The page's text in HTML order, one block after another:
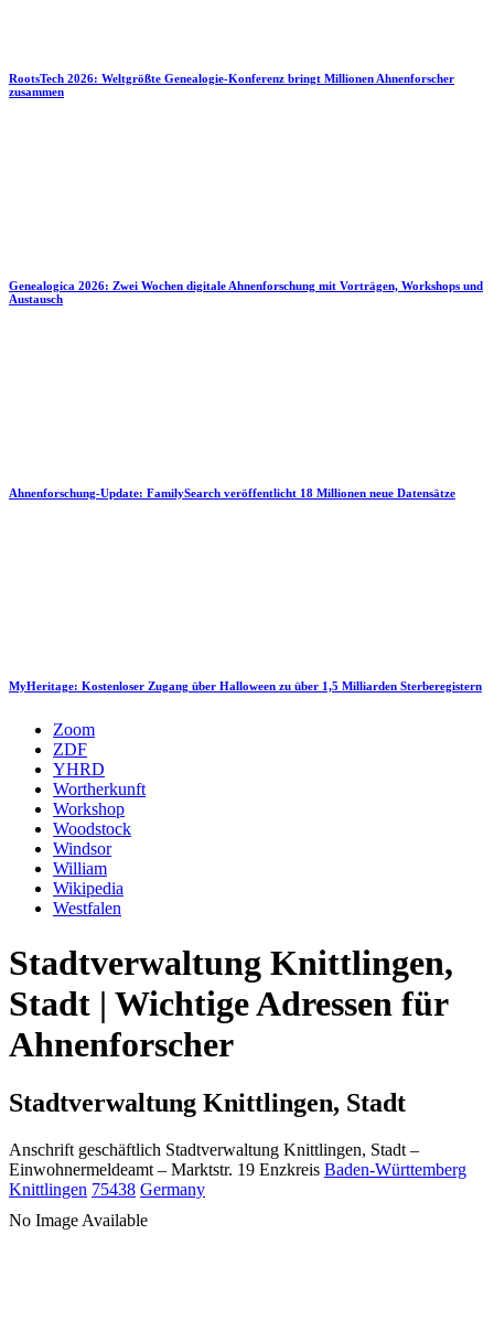
RootsTech 2026: Weltgrößte Genealogie-Konferenz bringt Millionen Ahnenforscher
zusammen
Genealogica 2026: Zwei Wochen digitale Ahnenforschung mit Vorträgen, Workshops und
Austausch
Ahnenforschung-Update: FamilySearch veröffentlicht 18 Millionen neue Datensätze
MyHeritage: Kostenloser Zugang über Halloween zu über 1,5 Milliarden Sterberegistern
Zoom
ZDF
YHRD
Wortherkunft
Workshop
Woodstock
Windsor
William
Wikipedia
Westfalen
Stadtverwaltung Knittlingen,
Stadt | Wichtige Adressen für
Ahnenforscher
Stadtverwaltung Knittlingen, Stadt
Anschrift geschäftlich Stadtverwaltung Knittlingen, Stadt –
Einwohnermeldeamt – Marktstr. 19 Enzkreis Baden-Württemberg
Knittlingen 75438 Germany
No Image Available